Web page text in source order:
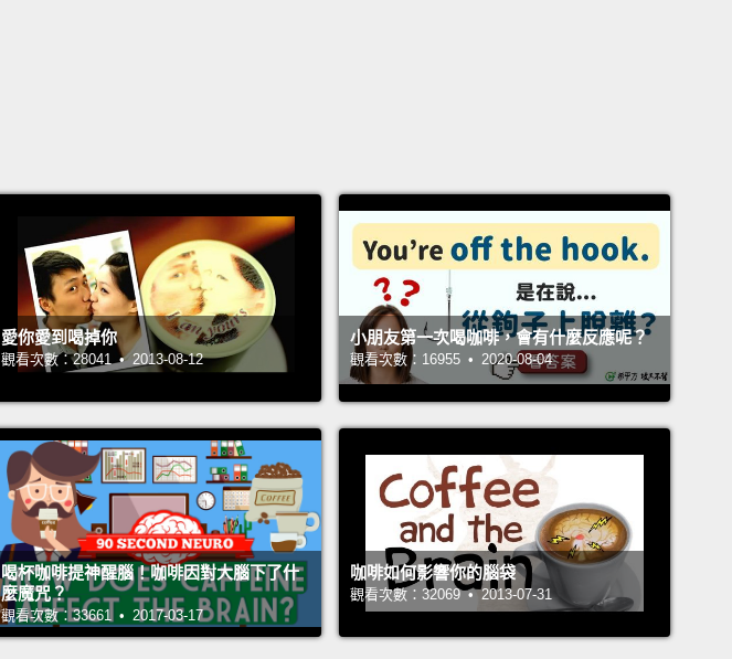
I think one reason is—the line is so long because there
are people don't know what to order. That's one of the
things.
These people, they go every single day, and then
they just stare up at the menu.
Like seeing it for the first
time. It's the same menu. Nothing's changed. They have
Choose something!
我想一個原因是－－隊伍那麼長，因為有人不知道要點什麼。
那是其中一件事。這些人，他們每天都去星巴克，然後他們就
只是傻傻看著飲料目錄。就像第一次看到它一樣。那是同樣的
飲料目錄。什麼都沒變。星巴克有咖啡、有茶，然後他們還有
Michael Buble 的 CD。選一樣就好啦!
愛你愛到喝掉你
觀看次數：28041 • 2013-08-12
小朋友第一次喝咖啡，會有什麼反應呢？
觀看次數：16955 • 2020-08-04
喝杯咖啡提神醒腦！咖啡因對大腦下了什
麼魔咒？
觀看次數：33661 • 2017-03-17
咖啡如何影響你的腦袋
觀看次數：32069 • 2013-07-31